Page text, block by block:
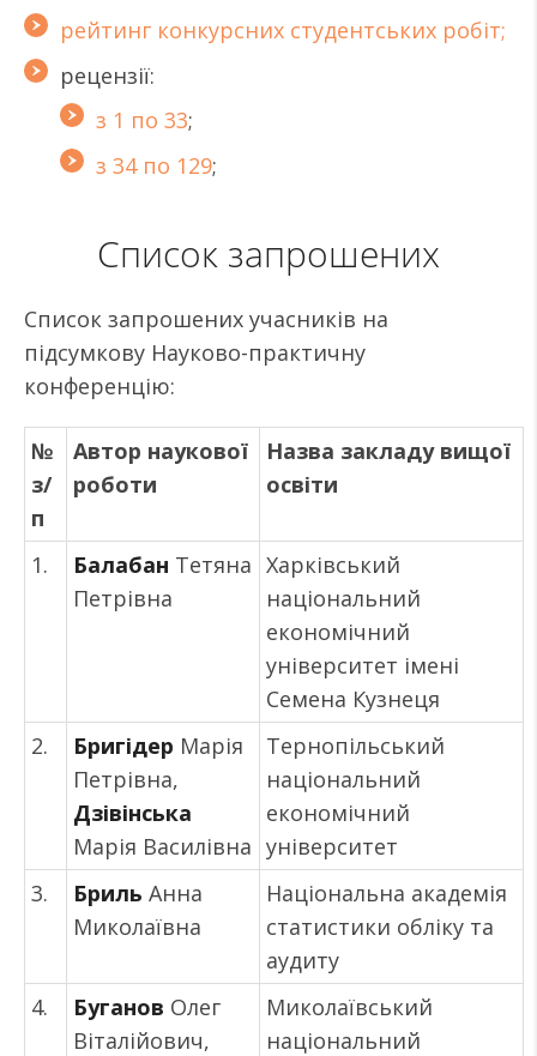
рейтинг конкурсних студентських робіт;
рецензії:
з 1 по 33;
з 34 по 129;
Cписок запрошених
Cписок запрошених учасників на
підсумкову Науково-практичну
конференцію:
№
з/
п
Автор наукової
роботи
Назва закладу вищої
освіти
1. Балабан Тетяна
Петрівна
Харківський
національний
економічний
університет імені
Семена Кузнеця
2.
Бригідер Марія
Петрівна,
Дзівінська
Марія Василівна
Тернопільський
національний
економічний
університет
3.
Бриль Анна
Миколаївна
Національна академія
статистики обліку та
аудиту
4.
Буганов Олег
Віталійович,
Миколаївський
національний